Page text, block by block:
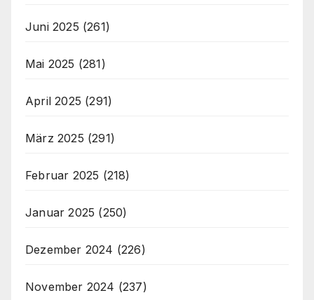
Juni 2025 (261)
Mai 2025 (281)
April 2025 (291)
März 2025 (291)
Februar 2025 (218)
Januar 2025 (250)
Dezember 2024 (226)
November 2024 (237)